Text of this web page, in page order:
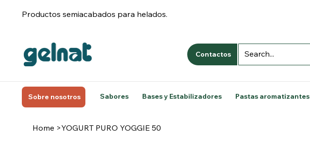
Productos semiacabados para helados.
Contactos
Sobre nosotros Sabores Bases y Estabilizadores Pastas aromatizantes
Home >YOGURT PURO YOGGIE 50